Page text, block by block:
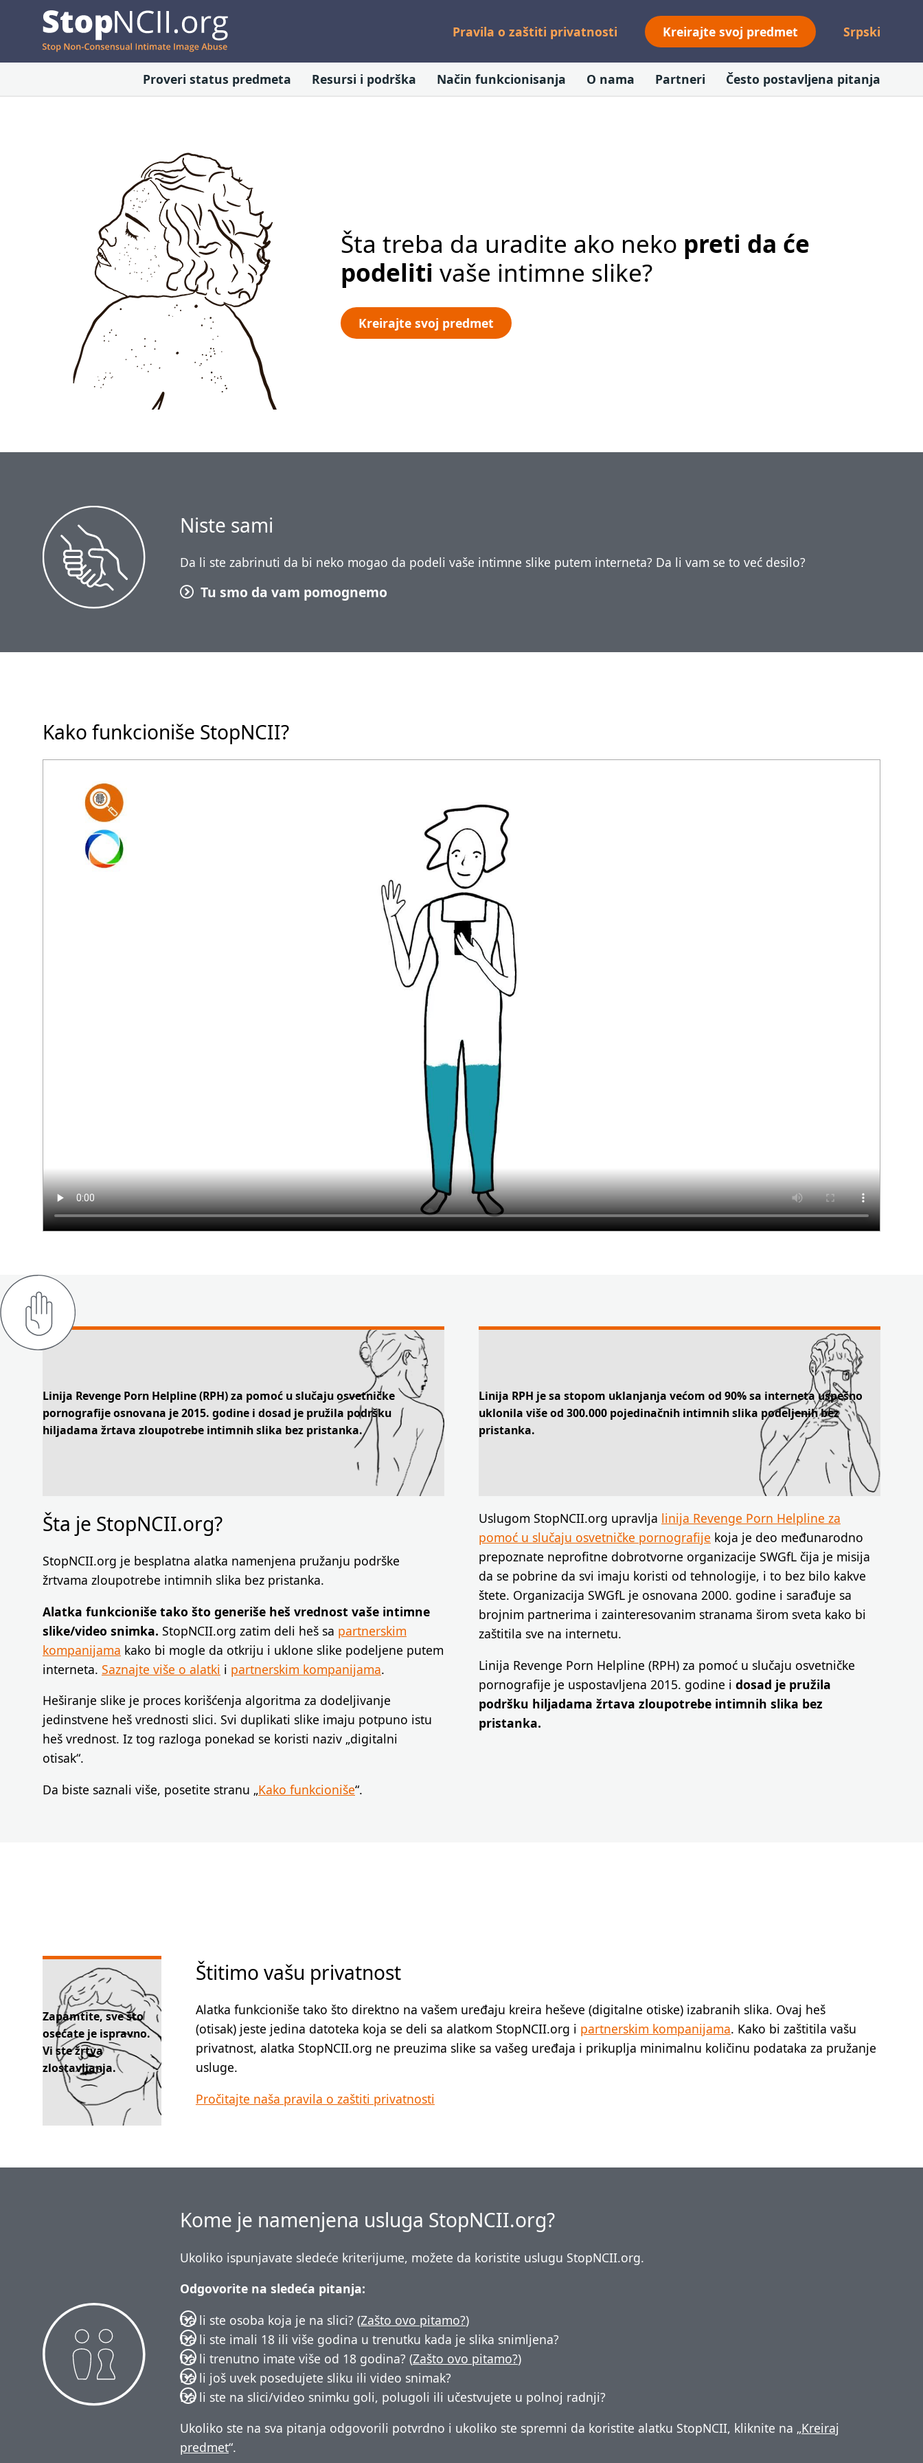
Pravila o zaštiti privatnosti Kreirajte svoj predmet Srpski
Proveri status predmeta Resursi i podrška Način funkcionisanja O nama Partneri Često postavljena pitanja
Šta treba da uradite ako neko preti da će
podeliti vaše intimne slike?
Kreirajte svoj predmet
Niste sami
Da li ste zabrinuti da bi neko mogao da podeli vaše intimne slike putem interneta? Da li vam se to već desilo?
Tu smo da vam pomognemo
Kako funkcioniše StopNCII?
Linija Revenge Porn Helpline (RPH) za pomoć u slučaju osvetničke
pornografije osnovana je 2015. godine i dosad je pružila podršku
hiljadama žrtava zloupotrebe intimnih slika bez pristanka.
Šta je StopNCII.org?
StopNCII.org je besplatna alatka namenjena pružanju podrške
žrtvama zloupotrebe intimnih slika bez pristanka.
Alatka funkcioniše tako što generiše heš vrednost vaše intimne
slike/video snimka. StopNCII.org zatim deli heš sa partnerskim
kompanijama kako bi mogle da otkriju i uklone slike podeljene putem
interneta. Saznajte više o alatki i partnerskim kompanijama.
Heširanje slike je proces korišćenja algoritma za dodeljivanje
jedinstvene heš vrednosti slici. Svi duplikati slike imaju potpuno istu
heš vrednost. Iz tog razloga ponekad se koristi naziv „digitalni
otisak“.
Da biste saznali više, posetite stranu „Kako funkcioniše“.
Linija RPH je sa stopom uklanjanja većom od 90% sa interneta uspešno
uklonila više od 300.000 pojedinačnih intimnih slika podeljenih bez
pristanka.
Uslugom StopNCII.org upravlja linija Revenge Porn Helpline za
pomoć u slučaju osvetničke pornografije koja je deo međunarodno
prepoznate neprofitne dobrotvorne organizacije SWGfL čija je misija
da se pobrine da svi imaju koristi od tehnologije, i to bez bilo kakve
štete. Organizacija SWGfL je osnovana 2000. godine i sarađuje sa
brojnim partnerima i zainteresovanim stranama širom sveta kako bi
zaštitila sve na internetu.
Linija Revenge Porn Helpline (RPH) za pomoć u slučaju osvetničke
pornografije je uspostavljena 2015. godine i dosad je pružila
podršku hiljadama žrtava zloupotrebe intimnih slika bez
pristanka.
Zapamtite, sve što
osećate je ispravno.
Vi ste žrtva
zlostavljanja.
Štitimo vašu privatnost
Alatka funkcioniše tako što direktno na vašem uređaju kreira heševe (digitalne otiske) izabranih slika. Ovaj heš
(otisak) jeste jedina datoteka koja se deli sa alatkom StopNCII.org i partnerskim kompanijama. Kako bi zaštitila vašu
privatnost, alatka StopNCII.org ne preuzima slike sa vašeg uređaja i prikuplja minimalnu količinu podataka za pružanje
usluge.
Pročitajte naša pravila o zaštiti privatnosti
Kome je namenjena usluga StopNCII.org?
Ukoliko ispunjavate sledeće kriterijume, možete da koristite uslugu StopNCII.org.
Odgovorite na sledeća pitanja:
Da li ste osoba koja je na slici? (Zašto ovo pitamo?)
Da li ste imali 18 ili više godina u trenutku kada je slika snimljena?
Da li trenutno imate više od 18 godina? (Zašto ovo pitamo?)
Da li još uvek posedujete sliku ili video snimak?
Da li ste na slici/video snimku goli, polugoli ili učestvujete u polnoj radnji?
Ukoliko ste na sva pitanja odgovorili potvrdno i ukoliko ste spremni da koristite alatku StopNCII, kliknite na „Kreiraj
predmet“.